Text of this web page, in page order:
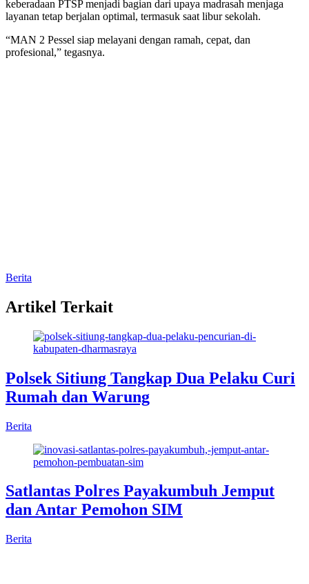
keberadaan PTSP menjadi bagian dari upaya madrasah menjaga
layanan tetap berjalan optimal, termasuk saat libur sekolah.
“MAN 2 Pessel siap melayani dengan ramah, cepat, dan
profesional,” tegasnya.
Berita
Artikel Terkait
Polsek Sitiung Tangkap Dua Pelaku Curi
Rumah dan Warung
Berita
Satlantas Polres Payakumbuh Jemput
dan Antar Pemohon SIM
Berita